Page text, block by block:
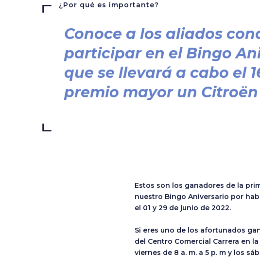
¿Por qué es importante?
Conoce a los aliados
participar en el Bingo
que se llevará a cabo el
premio mayor un
Estos son los ganadores de la
nuestro Bingo Aniversario por
el 01 y 29 de junio de 2022.
Si eres uno de los afortunados
del Centro Comercial Carrera en
viernes de 8 a. m. a 5 p. m y los